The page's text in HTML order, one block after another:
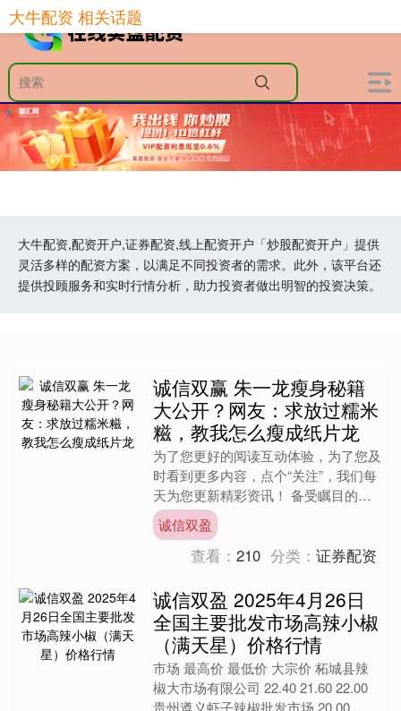
大牛配资,配资开户,证券配资,线上配资开户「炒股配资开户」提供
灵活多样的配资方案，以满足不同投资者的需求。此外，该平台还
提供投顾服务和实时行情分析，助力投资者做出明智的投资决策。
大牛配资 相关话题
诚信双赢 朱一龙瘦身秘籍
大公开？网友：求放过糯米
糍，教我怎么瘦成纸片龙
为了您更好的阅读互动体验，为了您及
时看到更多内容，点个“关注”，我们每
天为您更新精彩资讯！ 备受瞩目的朱
一龙在他主演的新片负负得正的首映典
礼上，全身都散发着无可....
诚信双盈
查看：210 分类：证券配资
诚信双盈 2025年4月26日
全国主要批发市场高辣小椒
（满天星）价格行情
市场 最高价 最低价 大宗价 柘城县辣
椒大市场有限公司 22.40 21.60 22.00
贵州遵义虾子辣椒批发市场 20.00